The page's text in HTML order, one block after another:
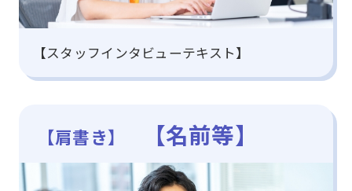
【スタッフインタビューテキスト】
【肩書き】 【名前等】